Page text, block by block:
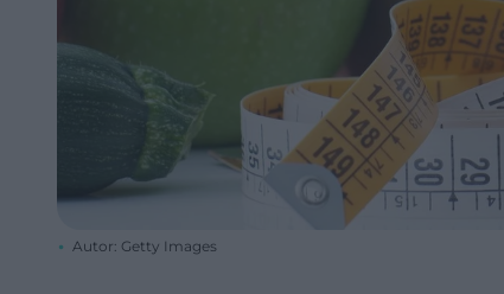
Autor: Getty Images